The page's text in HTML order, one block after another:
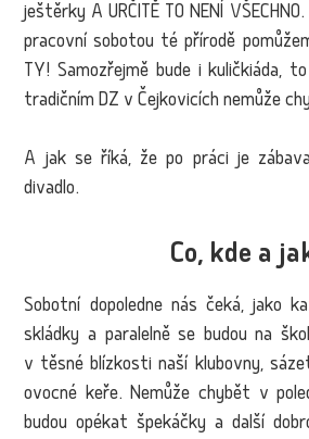
ještěrky A URČITĚ TO NENÍ
pracovní sobotou té přírodě
TY! Samozřejmě bude i kuličkiáda,
tradičním DZ v Čejkovicích nemůže
A jak se říká, že po práci je
divadlo.
Co, kde a
Sobotní dopoledne nás čeká, jako
skládky a paralelně se budou na
v těsné blízkosti naší klubovny,
ovocné keře. Nemůže chybět v
budou opékat špekáčky a další